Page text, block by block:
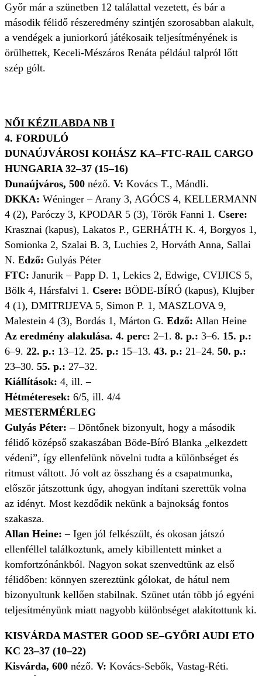
Győr már a szünetben 12 találattal vezetett, és bár a
második félidő részeredmény szintjén szorosabban alakult,
a vendégek a juniorkorú játékosaik teljesítményének is
örülhettek, Keceli-Mészáros Renáta például talpról lőtt
szép gólt.
NŐI KÉZILABDA NB I
4. FORDULÓ
DUNAÚJVÁROSI KOHÁSZ KA–FTC-RAIL CARGO
HUNGARIA 32–37 (15–16)
Dunaújváros, 500 néző. V: Kovács T., Mándli.
DKKA: Wéninger – Arany 3, AGÓCS 4, KELLERMANN
4 (2), Paróczy 3, KPODAR 5 (3), Török Fanni 1. Csere:
Krasznai (kapus), Lakatos P., GERHÁTH K. 4, Borgyos 1,
Somionka 2, Szalai B. 3, Luchies 2, Horváth Anna, Sallai
N. Edző: Gulyás Péter
FTC: Janurik – Papp D. 1, Lekics 2, Edwige, CVIJICS 5,
Bölk 4, Hársfalvi 1. Csere: BÖDE-BÍRÓ (kapus), Klujber
4 (1), DMITRIJEVA 5, Simon P. 1, MASZLOVA 9,
Malestein 4 (3), Bordás 1, Márton G. Edző: Allan Heine
Az eredmény alakulása. 4. perc: 2–1. 8. p.: 3–6. 15. p.:
6–9. 22. p.: 13–12. 25. p.: 15–13. 43. p.: 21–24. 50. p.:
23–30. 55. p.: 27–32.
Kiállítások: 4, ill. –
Hétméteresek: 6/5, ill. 4/4
MESTERMÉRLEG
Gulyás Péter: – Döntőnek bizonyult, hogy a második
félidő középső szakaszában Böde-Bíró Blanka „elkezdett
védeni”, így ellenfelünk növelni tudta a különbséget és
ritmust váltott. Jó volt az összhang és a csapatmunka,
először játszottunk úgy, ahogyan indítani szerettük volna
az idényt. Most kezdődik nekünk a bajnokság fontos
szakasza.
Allan Heine: – Igen jól felkészült, és okosan játszó
ellenféllel találkoztunk, amely kibillentett minket a
komfortzónánkból. Nagyon sokat szenvedtünk az első
félidőben: könnyen szereztünk gólokat, de hátul nem
bizonyultunk kellően stabilnak. Szünet után több jó egyéni
teljesítményünk miatt nagyobb különbséget alakítottunk ki.
KISVÁRDA MASTER GOOD SE–GYŐRI AUDI ETO
KC 23–37 (10–22)
Kisvárda, 600 néző. V: Kovács-Sebők, Vastag-Réti.